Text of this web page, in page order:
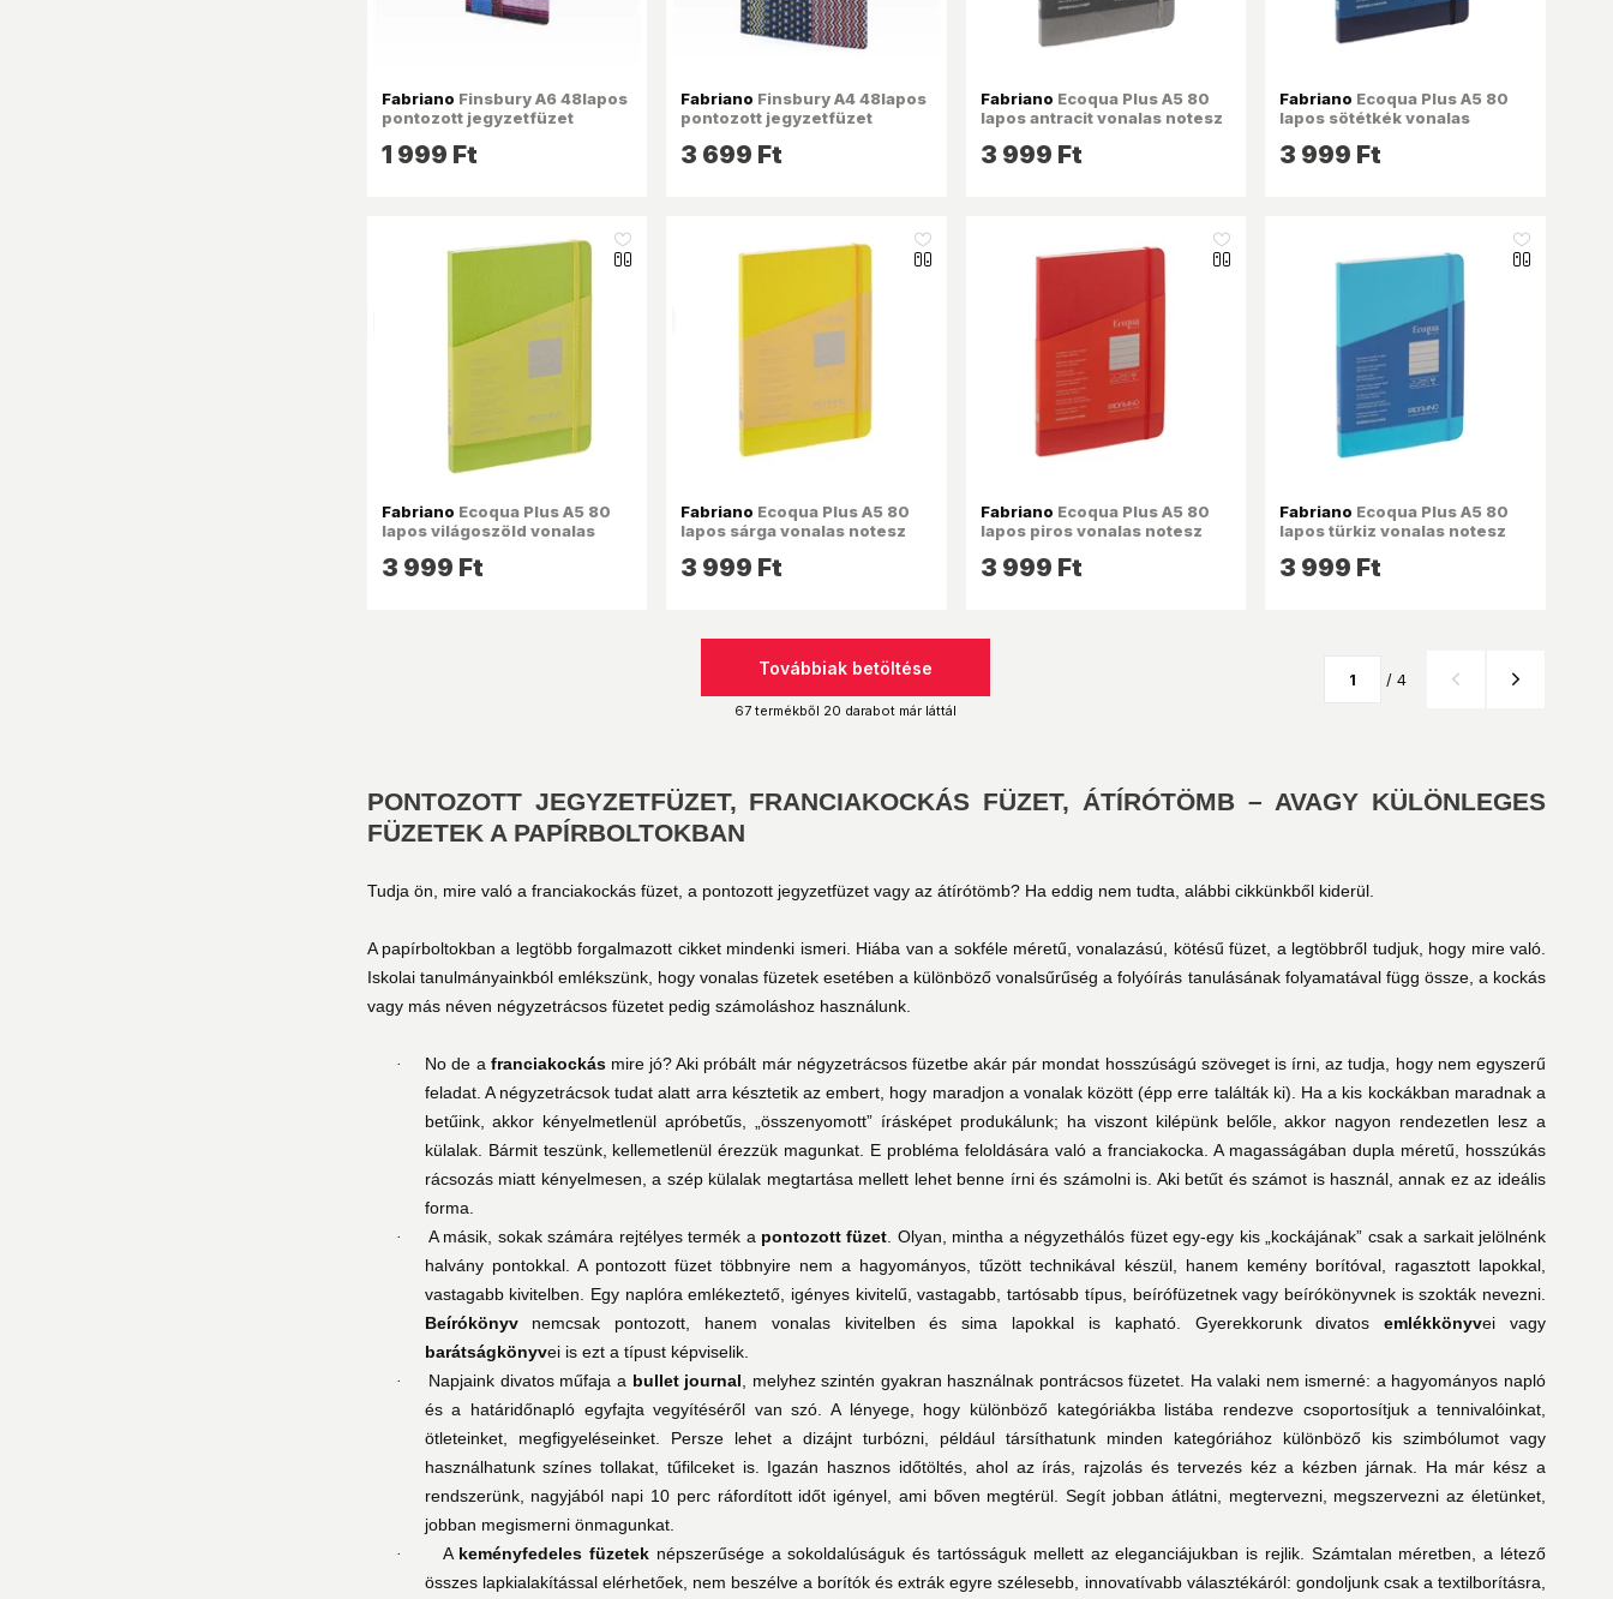
Fabriano Finsbury A6 48lapos
pontozott jegyzetfüzet
1 999 Ft
Fabriano Finsbury A4 48lapos
pontozott jegyzetfüzet
3 699 Ft
Fabriano Ecoqua Plus A5 80
lapos antracit vonalas notesz
3 999 Ft
Fabriano Ecoqua Plus A5 80
lapos sötétkék vonalas
3 999 Ft
like_16
Fabriano Ecoqua Plus A5 80
lapos világoszöld vonalas
3 999 Ft
like_16
Fabriano Ecoqua Plus A5 80
lapos sárga vonalas notesz
3 999 Ft
like_16
Fabriano Ecoqua Plus A5 80
lapos piros vonalas notesz
3 999 Ft
like_16
Fabriano Ecoqua Plus A5 80
lapos türkiz vonalas notesz
3 999 Ft
Továbbiak betöltése
67 termékből 20 darabot már láttál
/ 4
PONTOZOTT JEGYZETFÜZET, FRANCIAKOCKÁS FÜZET, ÁTÍRÓTÖMB – AVAGY KÜLÖNLEGES
FÜZETEK A PAPÍRBOLTOKBAN
Tudja ön, mire való a franciakockás füzet, a pontozott jegyzetfüzet vagy az átírótömb? Ha eddig nem tudta, alábbi cikkünkből kiderül.
A papírboltokban a legtöbb forgalmazott cikket mindenki ismeri. Hiába van a sokféle méretű, vonalazású, kötésű füzet, a legtöbbről tudjuk, hogy mire való.
Iskolai tanulmányainkból emlékszünk, hogy vonalas füzetek esetében a különböző vonalsűrűség a folyóírás tanulásának folyamatával függ össze, a kockás
vagy más néven négyzetrácsos füzetet pedig számoláshoz használunk.
· No de a franciakockásmire jó? Aki próbált már négyzetrácsos füzetbe akár pár mondat hosszúságú szöveget is írni, az tudja, hogy nem egyszerű
feladat. A négyzetrácsok tudat alatt arra késztetik az embert, hogy maradjon a vonalak között (épp erre találták ki). Ha a kis kockákban maradnak a
betűink, akkor kényelmetlenül apróbetűs, „összenyomott” írásképet produkálunk; ha viszont kilépünk belőle, akkor nagyon rendezetlen lesz a
külalak. Bármit teszünk, kellemetlenül érezzük magunkat. E probléma feloldására való a franciakocka. A magasságában dupla méretű, hosszúkás
rácsozás miatt kényelmesen, a szép külalak megtartása mellett lehet benne írni és számolni is. Aki betűt és számot is használ, annak ez az ideális
forma.
· A másik, sokak számára rejtélyes termék a pontozott füzet. Olyan, mintha a négyzethálós füzet egy-egy kis „kockájának” csak a sarkait jelölnénk
halvány pontokkal. A pontozott füzet többnyire nem a hagyományos, tűzött technikával készül, hanem kemény borítóval, ragasztott lapokkal,
vastagabb kivitelben. Egy naplóra emlékeztető, igényes kivitelű, vastagabb, tartósabb típus, beírófüzetnek vagy beírókönyvnek is szokták nevezni.
Beírókönyvnemcsak pontozott, hanem vonalas kivitelben és sima lapokkal is kapható. Gyerekkorunk divatosemlékkönyvei vagy
barátságkönyvei is ezt a típust képviselik.
· Napjaink divatos műfaja a bullet journal, melyhez szintén gyakran használnak pontrácsos füzetet. Ha valaki nem ismerné: a hagyományos napló
és a határidőnapló egyfajta vegyítéséről van szó. A lényege, hogy különböző kategóriákba listába rendezve csoportosítjuk a tennivalóinkat,
ötleteinket, megfigyeléseinket. Persze lehet a dizájnt turbózni, például társíthatunk minden kategóriához különböző kis szimbólumot vagy
használhatunk színes tollakat, tűfilceket is. Igazán hasznos időtöltés, ahol az írás, rajzolás és tervezés kéz a kézben járnak. Ha már kész a
rendszerünk, nagyjából napi 10 perc ráfordított időt igényel, ami bőven megtérül. Segít jobban átlátni, megtervezni, megszervezni az életünket,
jobban megismerni önmagunkat.
· A keményfedeles füzetek népszerűsége a sokoldalúságuk és tartósságuk mellett az eleganciájukban is rejlik. Számtalan méretben, a létező
összes lapkialakítással elérhetőek, nem beszélve a borítók és extrák egyre szélesebb, innovatívabb választékáról: gondoljunk csak a textilborításra,